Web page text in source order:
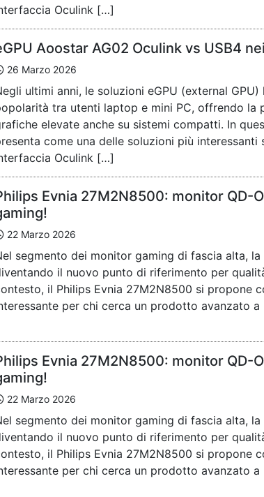
Oculink […]
Aoostar AG02 Oculink vs USB4
26 Marzo 2026
ultimi anni, le soluzioni eGPU (external
tra utenti laptop e mini PC, offrendo la
elevate anche su sistemi compatti. In
come una delle soluzioni più
Oculink […]
Evnia 27M2N8500: monitor QD-
22 Marzo 2026
segmento dei monitor gaming di fascia alta,
il nuovo punto di riferimento per
il Philips Evnia 27M2N8500 si propone
per chi cerca un prodotto avanzato
Evnia 27M2N8500: monitor QD-
22 Marzo 2026
segmento dei monitor gaming di fascia alta,
il nuovo punto di riferimento per
il Philips Evnia 27M2N8500 si propone
per chi cerca un prodotto avanzato